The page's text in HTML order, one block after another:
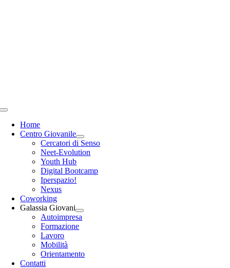
Toggle
NavigationHome
Centro Giovanile
Cercatori di Senso
Neet-Evolution
Youth Hub
Digital Bootcamp
Iperspazio!
Nexus
Coworking
Galassia Giovani
Autoimpresa
Formazione
Lavoro
Mobilità
Orientamento
Contatti